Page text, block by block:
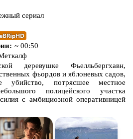
сериал
~ 00:50
деревушке Фьелльбергхавн,
фьордов и яблоневых садов,
убийство, потрясшее местное
полицейского участка
с амбициозной оперативницей